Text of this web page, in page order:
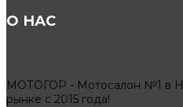
О НАС
МОТОГОР - Мотосалон №1 в
рынке с 2015 года!